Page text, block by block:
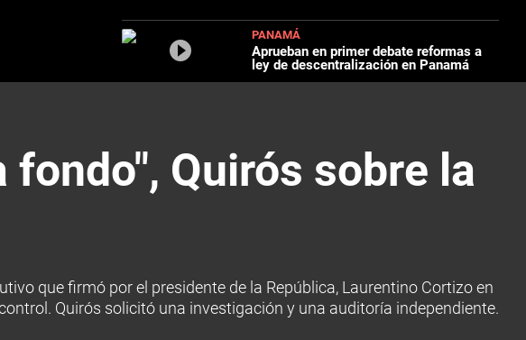
PANAMÁ
Aprueban en primer debate reformas a
ley de descentralización en Panamá
Quirós sobre la
que firmó por el presidente de la República, Laurentino Cortizo en
Quirós solicitó una investigación y una auditoría independiente.